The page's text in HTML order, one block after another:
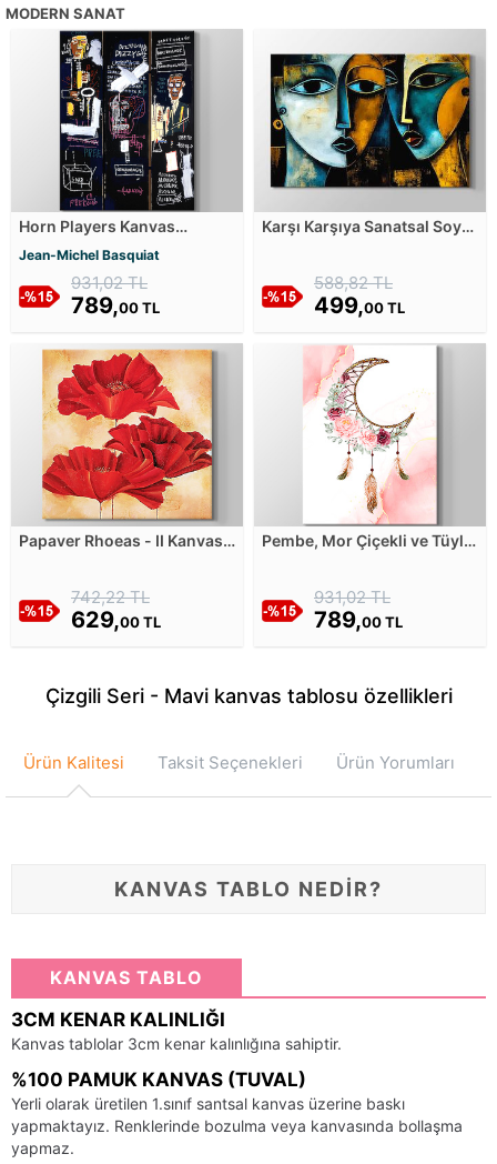
MODERN SANAT
Horn Players Kanvas
Tablosu
Jean-Michel Basquiat
931,02 TL
789,00 TL
Karşı Karşıya Sanatsal Soyut
588,82 TL
499,00 TL
Papaver Rhoeas - II Kanvas
742,22 TL
629,00 TL
Pembe, Mor Çiçekli ve Tüylü
931,02 TL
789,00 TL
Çizgili Seri - Mavi kanvas tablosu özellikleri
Ürün Kalitesi Taksit Seçenekleri Ürün Yorumları
KANVAS TABLO NEDİR?
KANVAS TABLO
3CM KENAR KALINLIĞI
Kanvas tablolar 3cm kenar kalınlığına sahiptir.
%100 PAMUK KANVAS (TUVAL)
Yerli olarak üretilen 1.sınıf santsal kanvas üzerine baskı
yapmaktayız. Renklerinde bozulma veya kanvasında bollaşma
yapmaz.